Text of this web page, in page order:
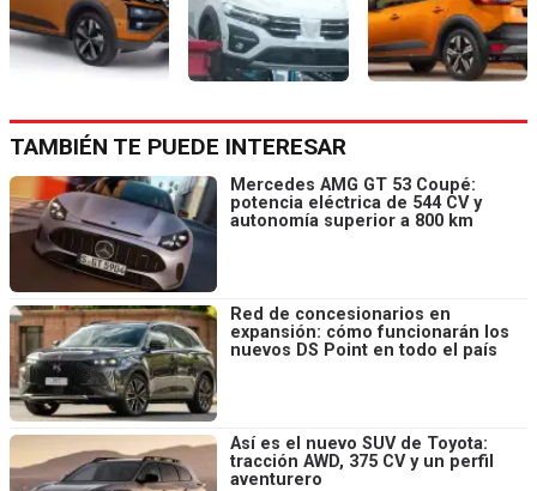
TAMBIÉN TE PUEDE INTERESAR
Mercedes AMG GT 53 Coupé:
potencia eléctrica de 544 CV y
autonomía superior a 800 km
Red de concesionarios en
expansión: cómo funcionarán los
nuevos DS Point en todo el país
Así es el nuevo SUV de Toyota:
tracción AWD, 375 CV y un perfil
aventurero